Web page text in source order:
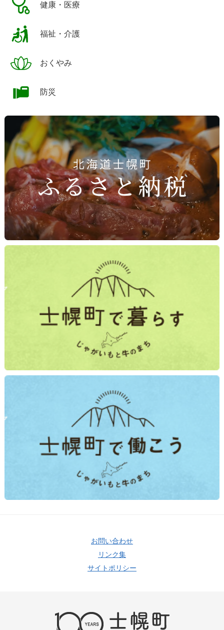
健康・医療
福祉・介護
おくやみ
防災
お問い合わせ
リンク集
サイトポリシー